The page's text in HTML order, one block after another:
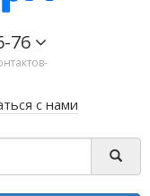
76
с нами